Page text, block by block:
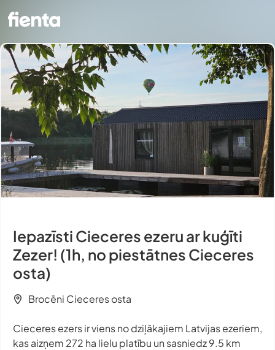
Iepazīsti Cieceres ezeru ar kuģīti
Zezer! (1h, no piestātnes Cieceres
osta)
Brocēni Cieceres osta
Cieceres ezers ir viens no dziļākajiem Latvijas ezeriem,
kas aizņem 272 ha lielu platību un sasniedz 9.5 km